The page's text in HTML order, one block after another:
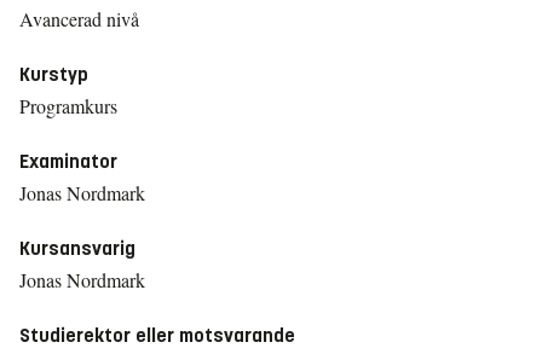
Avancerad nivå
Kurstyp
Programkurs
Examinator
Jonas Nordmark
Kursansvarig
Jonas Nordmark
Studierektor eller motsvarande